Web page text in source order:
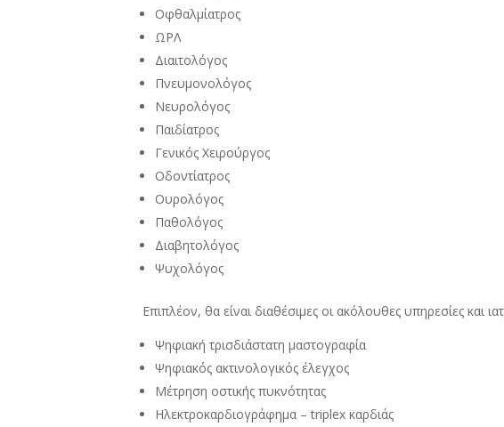
Οφθαλμίατρος
ΩΡΛ
Διαιτολόγος
Πνευμονολόγος
Νευρολόγος
Παιδίατρος
Γενικός Χειρούργος
Οδοντίατρος
Ουρολόγος
Παθολόγος
Διαβητολόγος
Ψυχολόγος
Επιπλέον, θα είναι διαθέσιμες οι ακόλουθες υπηρεσίες και
Ψηφιακή τρισδιάστατη μαστογραφία
Ψηφιακός ακτινολογικός έλεγχος
Μέτρηση οστικής πυκνότητας
Ηλεκτροκαρδιογράφημα – triplex καρδιάς